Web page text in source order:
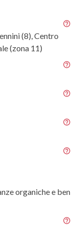
(8), Centro
(zona 11)
organiche e ben